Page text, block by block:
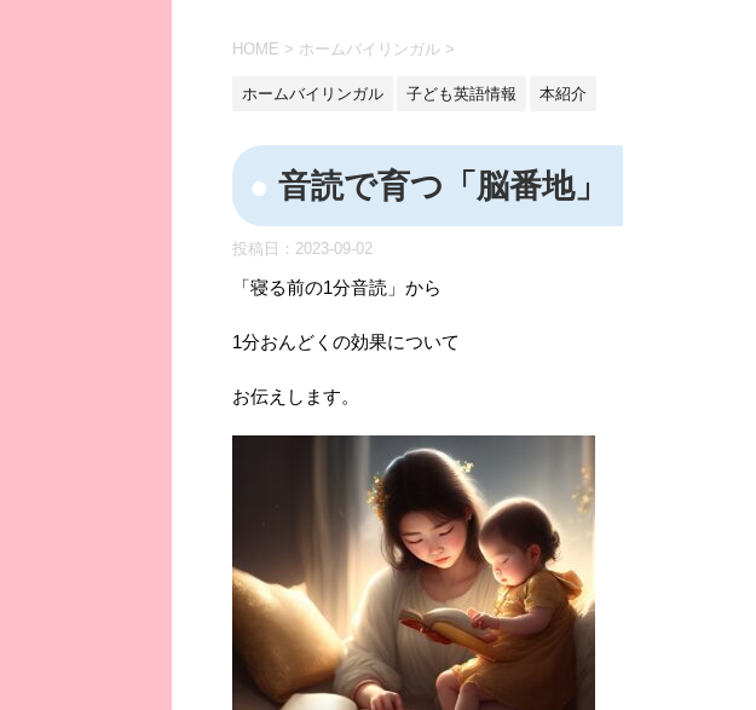
HOME > ホームバイリンガル >
ホームバイリンガル 子ども英語情報 本紹介
音読で育つ「脳番地」
投稿日： 2023-09-02
「寝る前の1分音読」から
1分おんどくの効果について
お伝えします。